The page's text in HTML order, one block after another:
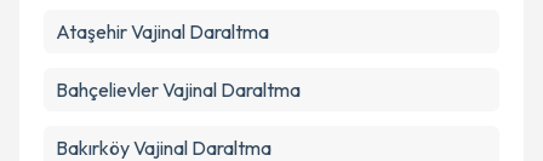
AtaşehirVajinal Daraltma
BahçelievlerVajinal Daraltma
BakırköyVajinal Daraltma